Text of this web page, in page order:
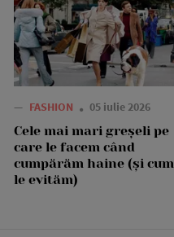
— FASHION 05 iulie 2026
Cele mai mari greșeli pe
care le facem când
cumpărăm haine (și cum
le evităm)